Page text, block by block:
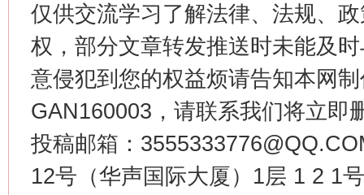
仅供交流学习了解法律、法规、
权，部分文章转发推送时未能及
意侵犯到您的权益烦请告知本网
GAN160003，请联系我们将立即
投稿邮箱：
12号（华声国际大厦）1层 1 2 1
在谋一域中谋全局
今